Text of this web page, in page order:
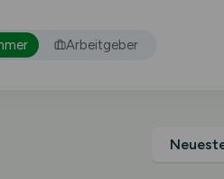
Arbeitgeber